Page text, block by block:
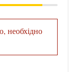
необхідно